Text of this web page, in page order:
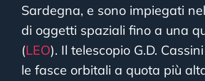
Sardegna, e sono impiegati
di oggetti spaziali fino a una
(LEO). Il telescopio G.D.
le fasce orbitali a quota più